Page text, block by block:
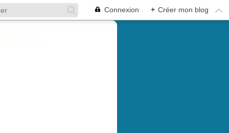
Connexion + Créer mon blog